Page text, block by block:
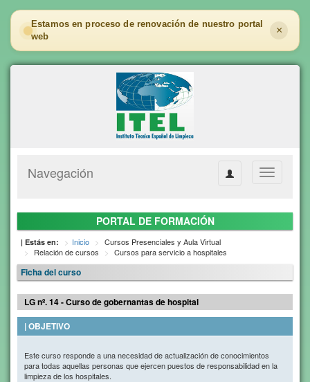
Estamos en proceso de renovación de nuestro portal
web
×
Toggle
Navegación
PORTAL DE FORMACIÓN
| Estás en: Inicio
Cursos Presenciales y Aula Virtual
Relación de cursos
Cursos para servicio a hospitales
Ficha del curso
LG nº. 14 - Curso de gobernantas de hospital
| OBJETIVO
Este curso responde a una necesidad de actualización de conocimientos
para todas aquellas personas que ejercen puestos de responsabilidad en la
limpieza de los hospitales.